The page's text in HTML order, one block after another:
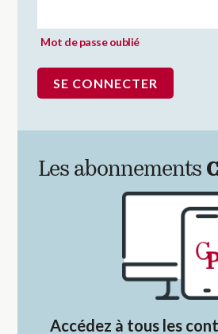
Mot de passe oublié
Les abonnements
Accédez à tous les